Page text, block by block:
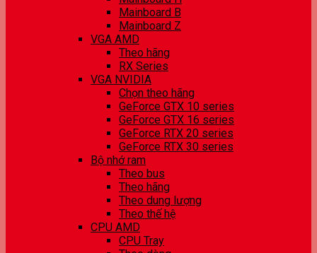
Mainboard B
Mainboard Z
VGA AMD
Theo hãng
RX Series
VGA NVIDIA
Chọn theo hãng
GeForce GTX 10 series
GeForce GTX 16 series
GeForce RTX 20 series
GeForce RTX 30 series
Bộ nhớ ram
Theo bus
Theo hãng
Theo dung lượng
Theo thế hệ
CPU AMD
CPU Tray